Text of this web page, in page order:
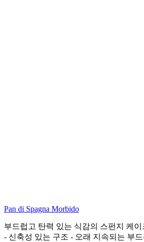
Pan di Spagna Morbido
부드럽고 탄력 있는 식감의 스펀지 케
- 신축성 있는 구조 - 오래 지속되는 부